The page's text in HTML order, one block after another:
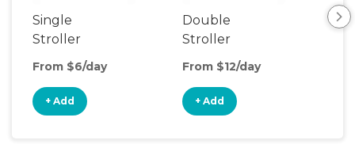
Single
Stroller
From $6/day
+ Add
Double
Stroller
From $12/day
+ Add